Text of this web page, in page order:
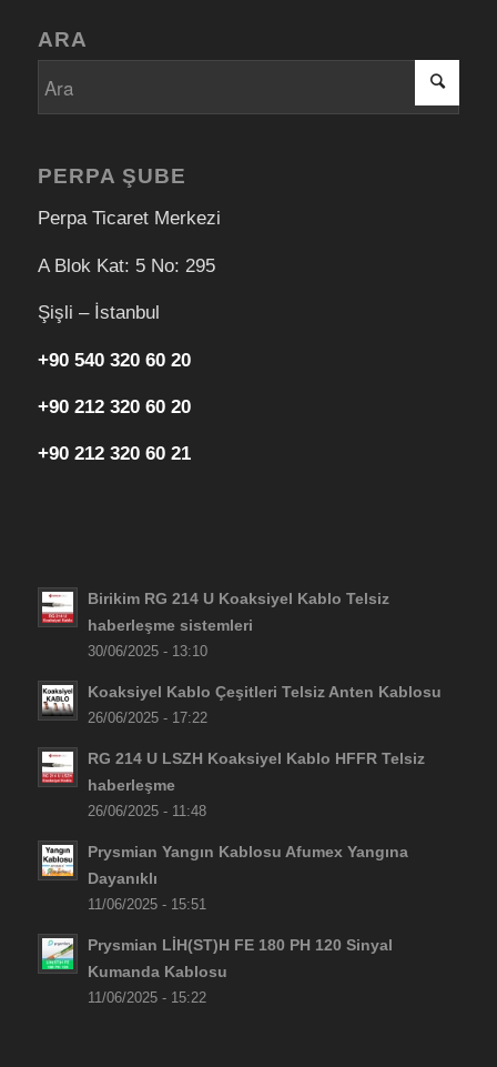
ARA
PERPA ŞUBE
Perpa Ticaret Merkezi
A Blok Kat: 5 No: 295
Şişli – İstanbul
+90 540 320 60 20
+90 212 320 60 20
+90 212 320 60 21
Birikim RG 214 U Koaksiyel Kablo Telsiz
haberleşme sistemleri
30/06/2025 - 13:10
Koaksiyel Kablo Çeşitleri Telsiz Anten Kablosu
26/06/2025 - 17:22
RG 214 U LSZH Koaksiyel Kablo HFFR Telsiz
haberleşme
26/06/2025 - 11:48
Prysmian Yangın Kablosu Afumex Yangına
Dayanıklı
11/06/2025 - 15:51
Prysmian LİH(ST)H FE 180 PH 120 Sinyal
Kumanda Kablosu
11/06/2025 - 15:22